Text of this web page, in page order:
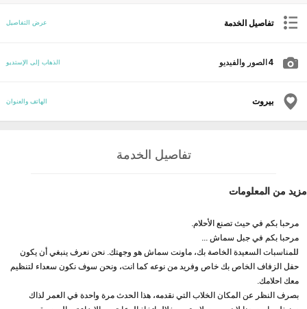
تفاصيل الخدمة عرض التفاصيل
4 الصور والفيديو الذهاب إلى الإستديو
بيروت الهاتف والعنوان
تفاصيل الخدمة
مزيد من المعلومات
مرحبا بكم في حيث تصنع الأحلام.
مرحبا بكم في جبل سماش ...
للمناسبات السعيدة الخاصة بك، ماونت سماش هو وجهتك. نحن نعرف ينبغي أن يكون
حفل الزفاف الخاص بك خاص وفريد من نوعه كما انت، ونحن سوف نكون سعداء لتنظيم
معك احلامك.
بصرف النظر عن المكان الخلاب التي نقدمه، هذا الحدث مرة واحدة في العمر لذاك